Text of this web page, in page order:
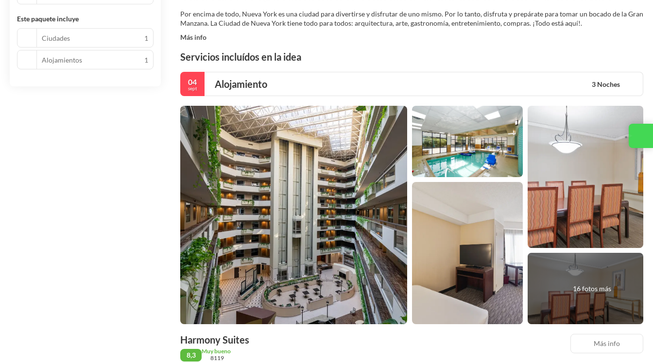
Por encima de todo, Nueva York es una ciudad para divertirse y disfrutar de uno mismo. Por lo tanto, disfruta y prepárate para tomar un bocado de la Gran
Más info
Servicios incluídos en la idea
04
sept Alojamiento 3 Noches
16 fotos más
Harmony Suites
8,3
Muy bueno
8119
Más info
Este paquete incluye
Ciudades 1
Alojamientos 1
Contacta con nosotros